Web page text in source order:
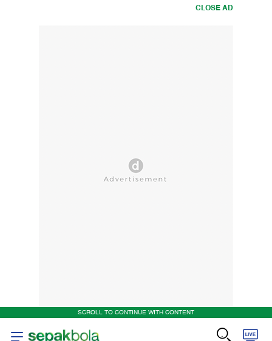
CLOSE AD
SCROLL TO CONTINUE WITH CONTENT